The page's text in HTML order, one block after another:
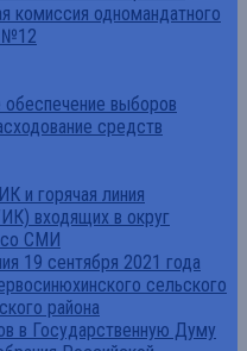
комиссия одномандатного
№12
выборов
средств
и горячая линия
входящих в округ
со СМИ
19 сентября 2021 года
сельского
района
в Государственную Думу